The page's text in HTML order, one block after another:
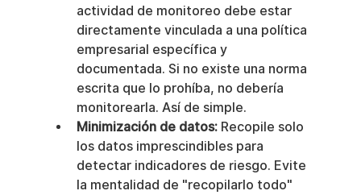
actividad de monitoreo debe estar
directamente vinculada a una política
empresarial específica y
documentada. Si no existe una norma
escrita que lo prohíba, no debería
monitorearla. Así de simple.
Minimización de datos: Recopile solo
los datos imprescindibles para
detectar indicadores de riesgo. Evite
la mentalidad de "recopilarlo todo"